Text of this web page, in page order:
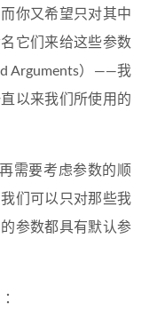
你又希望只对其中
它们来给这些参数
Arguments）——我
以来我们所使用的
需要考虑参数的顺
们可以只对那些我
参数都具有默认参